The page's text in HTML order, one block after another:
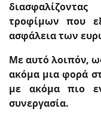
τροφίμων που
ασφάλεια των
Με αυτό λοιπόν,
ακόμα μια φορά
με ακόμα πιο
συνεργασία.